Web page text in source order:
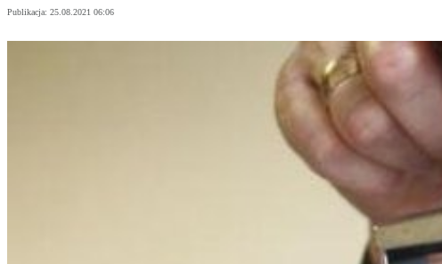
Publikacja: 25.08.2021 06:06